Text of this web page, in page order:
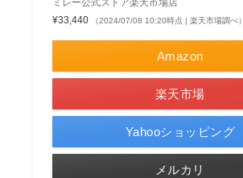
ミレー公式ストア楽天市場店
¥33,440
（2024/07/08 10:20時点 | 楽天市場調べ）
Amazon
楽天市場
Yahooショッピング
メルカリ